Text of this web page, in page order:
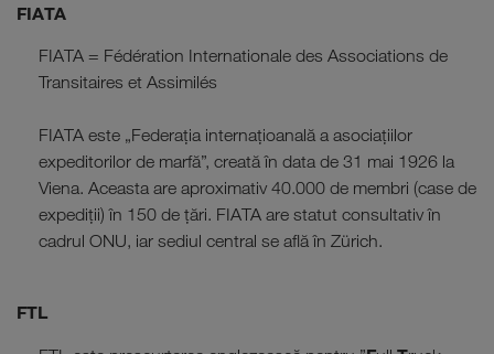
FIATA
FIATA = Fédération Internationale des Associations de
Transitaires et Assimilés
FIATA este „Federația internațioanală a asociațiilor
expeditorilor de marfă”, creată în data de 31 mai 1926 la
Viena. Aceasta are aproximativ 40.000 de membri (case de
expediții) în 150 de țări. FIATA are statut consultativ în
cadrul ONU, iar sediul central se află în Zürich.
FTL